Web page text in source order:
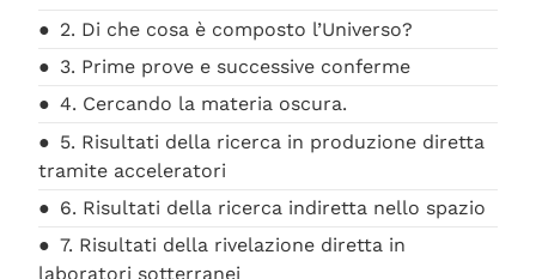
2. Di che cosa è composto l’Universo?
3. Prime prove e successive conferme
4. Cercando la materia oscura.
5. Risultati della ricerca in produzione diretta
tramite acceleratori
6. Risultati della ricerca indiretta nello spazio
7. Risultati della rivelazione diretta in
laboratori sotterranei